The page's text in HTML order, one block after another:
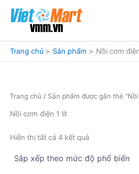
dung
Trang chủ
Sản phẩm Nồi cơm
Trang chủ / Sản phẩm được gắn thẻ
Nồi cơm điện 1 lít
Hiển thị tất cả 4 kết quả
theo
mức